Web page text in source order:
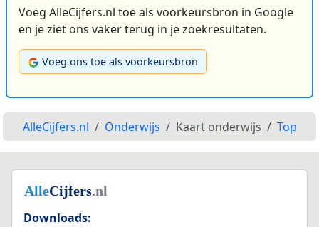
Voeg AlleCijfers.nl toe als voorkeursbron in Google
en je ziet ons vaker terug in je zoekresultaten.
Voeg ons toe als voorkeursbron
AlleCijfers.nl Onderwijs Kaart onderwijs Top
Downloads: